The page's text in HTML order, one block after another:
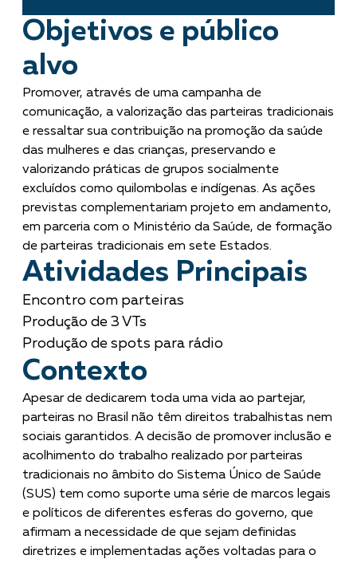
Objetivos e público
alvo
Promover, através de uma campanha de
comunicação, a valorização das parteiras tradicionais
e ressaltar sua contribuição na promoção da saúde
das mulheres e das crianças, preservando e
valorizando práticas de grupos socialmente
excluídos como quilombolas e indígenas. As ações
previstas complementariam projeto em andamento,
em parceria com o Ministério da Saúde, de formação
de parteiras tradicionais em sete Estados.
Atividades Principais
Encontro com parteiras
Produção de 3 VTs
Produção de spots para rádio
Contexto
Apesar de dedicarem toda uma vida ao partejar,
parteiras no Brasil não têm direitos trabalhistas nem
sociais garantidos. A decisão de promover inclusão e
acolhimento do trabalho realizado por parteiras
tradicionais no âmbito do Sistema Único de Saúde
(SUS) tem como suporte uma série de marcos legais
e políticos de diferentes esferas do governo, que
afirmam a necessidade de que sejam definidas
diretrizes e implementadas ações voltadas para o